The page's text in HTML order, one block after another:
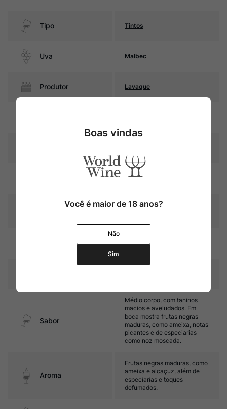
Tipo Tintos
Uva Malbec
Produtor Lavaque
Rubi intenso com reflexos
Graduação Alcóoli
Amadurecimento
carvalho francês
Sabor
Médio corpo, com taninos
macios e aveludados. Em
boca mostra frutas negras
maduras, como ameixa, notas
picantes e de especiarias
como noz moscada.
Aroma
Frutas negras maduras, como
ameixa e alcaçuz, além de
especiarias e toques
defumados.
Boas vindas
Você é maior de 18 anos?
Não
Sim